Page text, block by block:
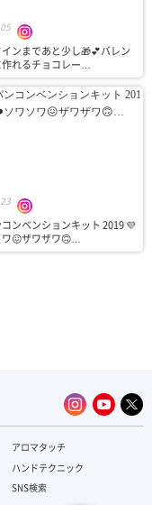
ンまであと少し🎁💕⁠⁠バレン
作れる⁠チョコレー…
ンベンションキット 2019 💜
😖ザワザワ🙃…
アロマタッチ
ハンドテクニック
SNS検索